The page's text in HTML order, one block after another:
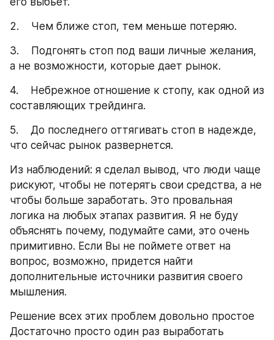
2.    Чем ближе стоп, тем меньше потеряю.
3.    Подгонять стоп под ваши личные желания,
а не возможности, которые дает рынок.
4.    Небрежное отношение к стопу, как одной из
составляющих трейдинга.
5.    До последнего оттягивать стоп в надежде,
что сейчас рынок развернется.
Из наблюдений: я сделал вывод, что люди чаще
рискуют, чтобы не потерять свои средства, а не
чтобы больше заработать. Это провальная
логика на любых этапах развития. Я не буду
объяснять почему, подумайте сами, это очень
примитивно. Если Вы не поймете ответ на
вопрос, возможно, придется найти
дополнительные источники развития своего
мышления.
Решение всех этих проблем довольно простое
Достаточно просто один раз выработать